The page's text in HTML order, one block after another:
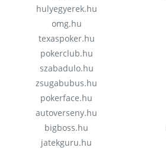
hulyegyerek.hu
omg.hu
texaspoker.hu
pokerclub.hu
szabadulo.hu
zsugabubus.hu
pokerface.hu
autoverseny.hu
bigboss.hu
jatekguru.hu